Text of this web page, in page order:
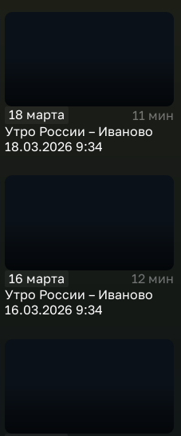
18 марта
11 мин
Утро России – Иваново
18.03.2026 9:34
16 марта
12 мин
Утро России – Иваново
16.03.2026 9:34